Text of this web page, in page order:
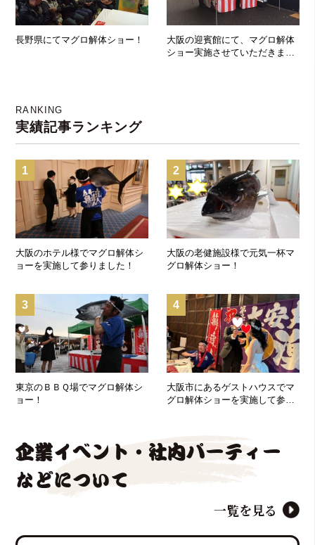
長野県にてマグロ解体ショー！
大阪の迎賓館にて、マグロ解体
ショー実施させていただきまし
RANKING
実績記事ランキング
1
大阪のホテル様でマグロ解体シ
ョーを実施して参りました！
2
大阪の老健施設様で元気一杯マ
グロ解体ショー！
3
東京のＢＢＱ場でマグロ解体シ
ョー！
4
大阪市にあるゲストハウスでマ
グロ解体ショーを実施して参り
企業イベント・社内パーティー
などについて
一覧を見る